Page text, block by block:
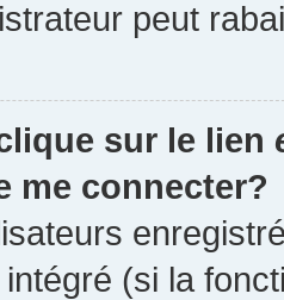
peut
sur le lien
me connecter?
(si la